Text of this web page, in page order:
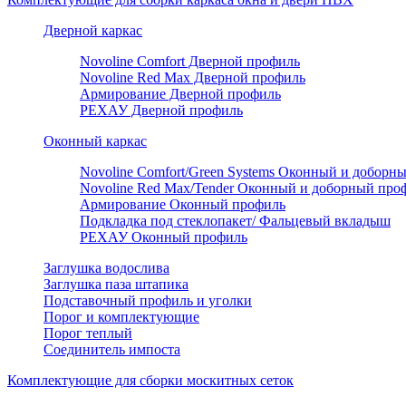
Дверной каркас
Novoline Comfort Дверной профиль
Novoline Red Мax Дверной профиль
Армирование Дверной профиль
РЕХАУ Дверной профиль
Оконный каркас
Novoline Comfort/Green Systems Оконный и
Novoline Red Max/Tender Оконный и доборный
Армирование Оконный профиль
Подкладка под стеклопакет/ Фальцевый вкладыш
РЕХАУ Оконный профиль
Заглушка водослива
Заглушка паза штапика
Подставочный профиль и уголки
Порог и комплектующие
Порог теплый
Соединитель импоста
Комплектующие для сборки москитных сеток